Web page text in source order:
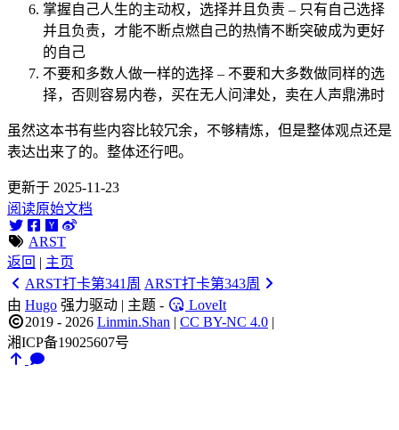
掌握自己人生的主动权，选择并且负责 – 只有自己选择
并且负责，才能不断点燃自己的热情不断突破成为更好
的自己
不要和多数人做一样的选择 – 不要和大多数做同样的选
择，否则容易内卷，买在无人问津处，卖在人声鼎沸时
虽然这本书有些内容比较冗余，不够精炼，但是整体观点还是
表达出来了的。整体还行吧。
更新于 2025-11-23
阅读原始文档
ARST
返回 | 主页
ARST打卡第341周 ARST打卡第343周
由 Hugo 强力驱动 | 主题 -
LoveIt
2019 - 2026 Linmin.Shan | CC BY-NC 4.0 |
湘ICP备19025607号